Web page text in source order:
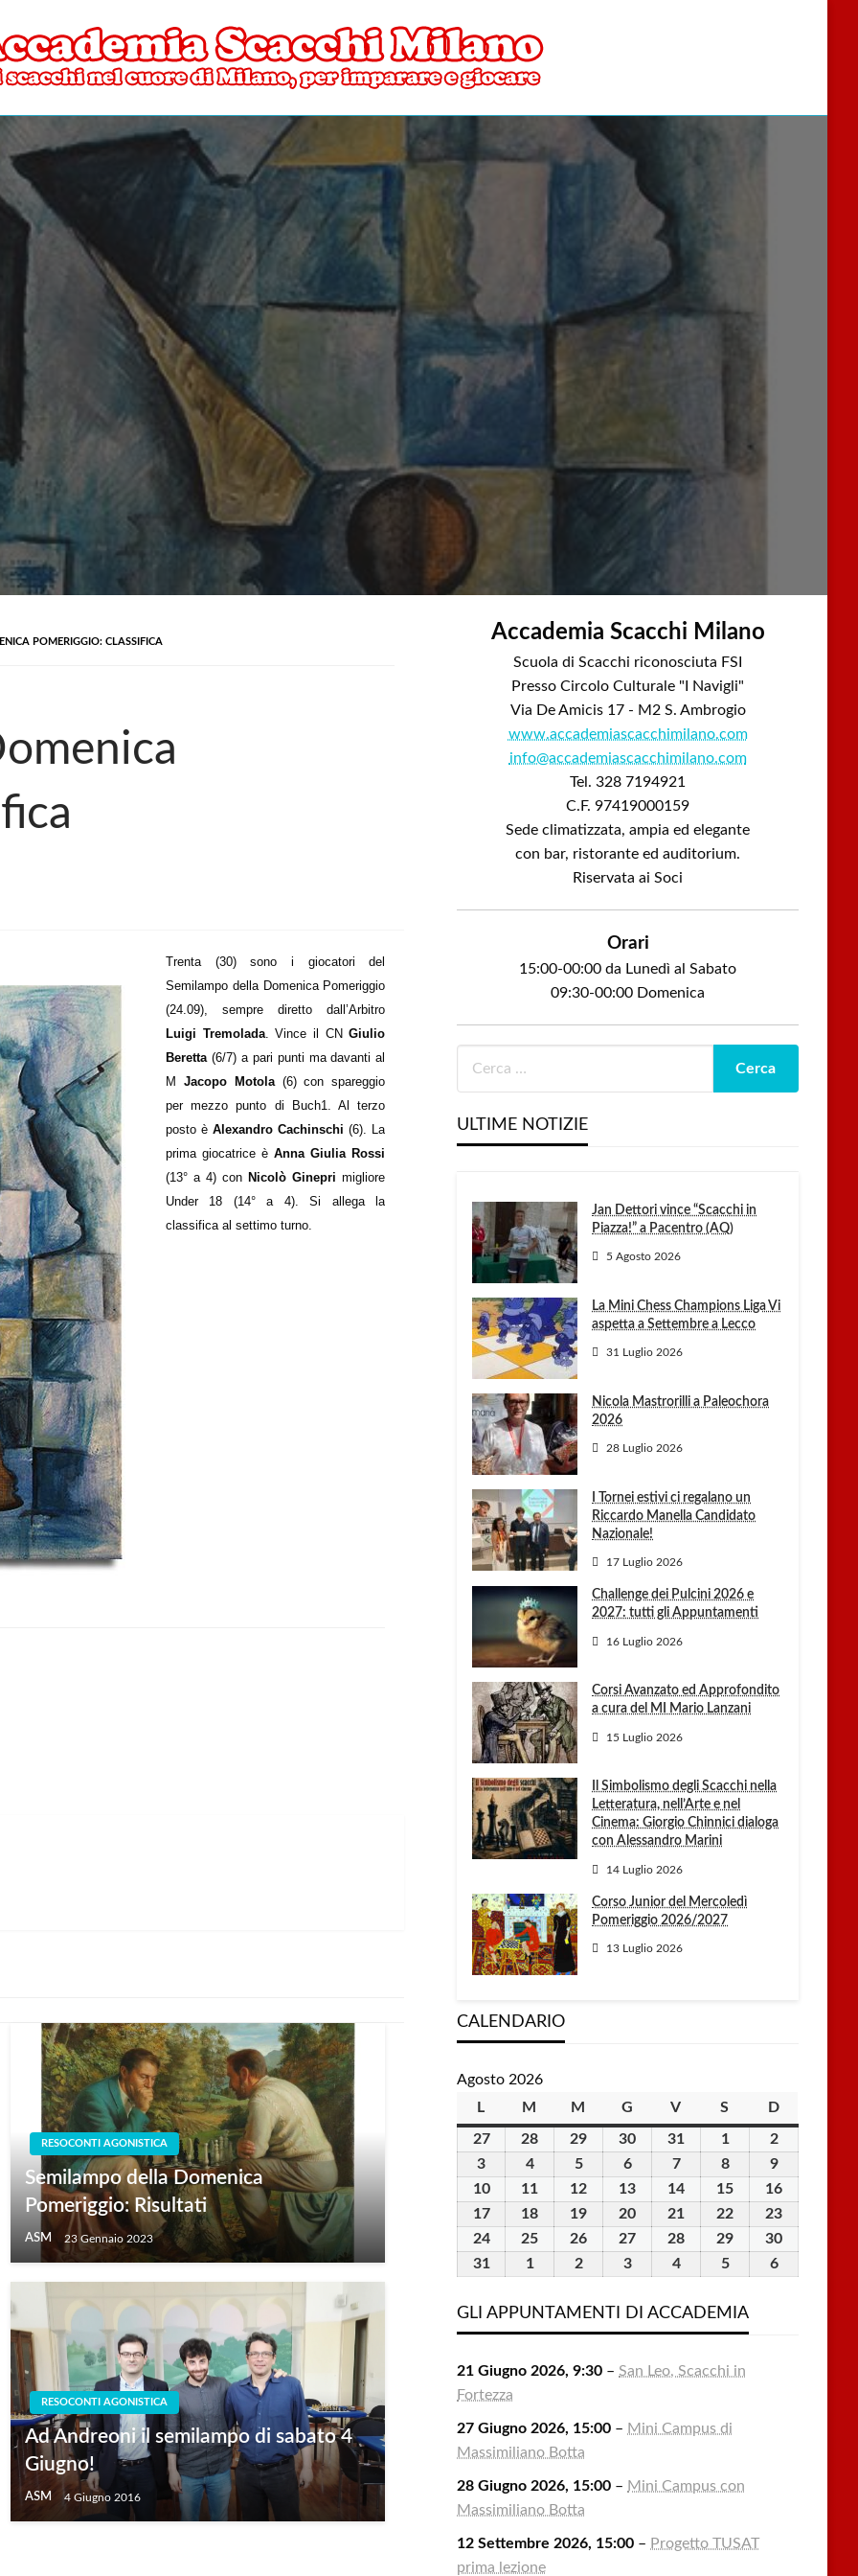
Scacchi Milano
di Milano
POMERIGGIO: CLASSIFICA
Trenta (30) sono i giocatori del
Semilampo della Domenica Pomeriggio
(24.09), sempre diretto dall’Arbitro
Luigi Tremolada. Vince il CNGiulio
Beretta(6/7) a pari punti ma davanti al
M Jacopo Motola(6) con spareggio
per mezzo punto di Buch1. Al terzo
posto èAlexandro Cachinschi(6). La
prima giocatrice èAnna Giulia Rossi
(13° a 4) con Nicolò Gineprimigliore
Under 18 (14° a 4). Si allega la
classifica al settimo turno.
RESOCONTI AGONISTICA
Semilampo della Domenica
Pomeriggio: Risultati
ASM 23 Gennaio 2023
RESOCONTI AGONISTICA
Ad Andreoni il semilampo di sabato 4
Giugno!
ASM 4 Giugno 2016
Accademia Scacchi Milano
Scuola di Scacchi riconosciuta FSI
Presso Circolo Culturale "I Navigli"
Via De Amicis 17 - M2 S. Ambrogio
www.accademiascacchimilano.com
info@accademiascacchimilano.com
Tel. 328 7194921
C.F. 97419000159
Sede climatizzata, ampia ed elegante
con bar, ristorante ed auditorium.
Riservata ai Soci
Orari
15:00-00:00 da Lunedì al Sabato
09:30-00:00 Domenica
ULTIME NOTIZIE
Jan Dettori vince “Scacchi in
Piazza!” a Pacentro (AQ)
5 Agosto 2026
La Mini Chess Champions Liga Vi
aspetta a Settembre a Lecco
31 Luglio 2026
Nicola Mastrorilli a Paleochora
2026
28 Luglio 2026
I Tornei estivi ci regalano un
Riccardo Manella Candidato
Nazionale!
17 Luglio 2026
Challenge dei Pulcini 2026 e
2027: tutti gli Appuntamenti
16 Luglio 2026
Corsi Avanzato ed Approfondito
a cura del MI Mario Lanzani
15 Luglio 2026
Il Simbolismo degli Scacchi nella
Letteratura, nell’Arte e nel
Cinema: Giorgio Chinnici dialoga
con Alessandro Marini
14 Luglio 2026
Corso Junior del Mercoledì
Pomeriggio 2026/2027
13 Luglio 2026
CALENDARIO
Agosto 2026
L lunedìM martedì
M mercoledì
G giovedì
V venerdì
S sabatoDdomenica
2727
Luglio
2026
28
Luglio
2026
29
Luglio
2026
30
Luglio
2026
31
Luglio
2026
11
Agosto
2026
22
Agosto
2026
3
Agosto
2026
44
Agosto
2026
55
Agosto
2026
66
Agosto
2026
77
Agosto
2026
88
Agosto
2026
99
Agosto
2026
1010
Agosto
2026
11
Agosto
2026
12
Agosto
2026
13
Agosto
2026
14
Agosto
2026
15
Agosto
2026
16
1717
Agosto
18
Agosto
19
Agosto
20
Agosto
21
Agosto
22
Agosto
23
2424
Agosto
25
Agosto
26
Agosto
27
Agosto
28
Agosto
29
Agosto
30
3131
2026
11
2026
22
2026
33
2026
44
2026
55
2026
66
GLI APPUNTAMENTI DI ACCADEMIA
21 Giugno 2026, 9:30 –San Leo, Scacchi in
Fortezza
27 Giugno 2026, 15:00 – Mini Campus di
Massimiliano Botta
28 Giugno 2026, 15:00 – Mini Campus con
Massimiliano Botta
12 Settembre 2026, 15:00 – Progetto TUSAT
prima lezione